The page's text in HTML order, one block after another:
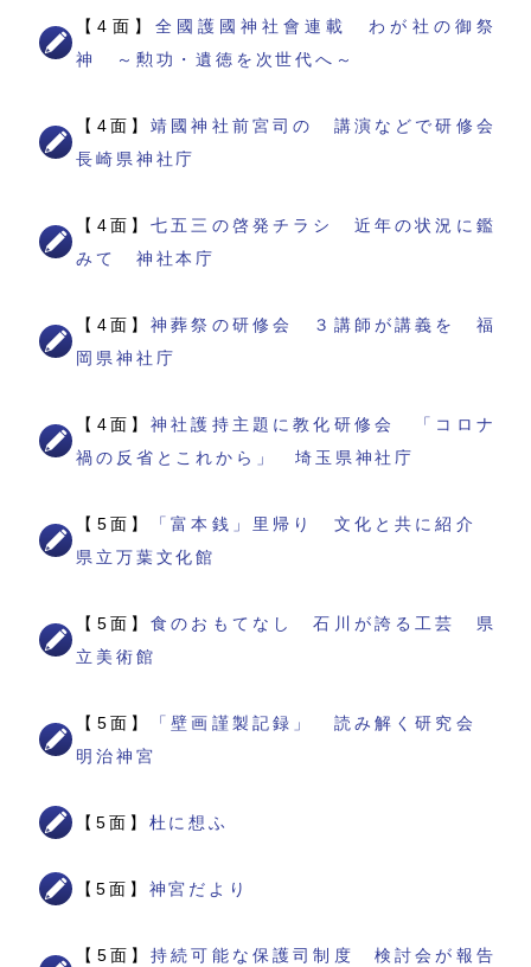
【4面】 全國護國神社會連載 わが社の御祭
神 ～勲功・遺徳を次世代へ～
【4面】靖國神社前宮司の 講演などで研修会
長崎県神社庁
【4面】七五三の啓発チラシ 近年の状況に鑑
みて 神社本庁
【4面】神葬祭の研修会 ３講師が講義を 福
岡県神社庁
【4面】神社護持主題に教化研修会 「コロナ
禍の反省とこれから」 埼玉県神社庁
【5面】
「富本銭」里帰り 文化と共に紹介
県立万葉文化館
【5面】食のおもてなし 石川が誇る工芸 県
立美術館
【5面】
「壁画謹製記録」 読み解く研究会
明治神宮
【5面】 杜に想ふ
【5面】 神宮だより
【5面】持続可能な保護司制度 検討会が報告